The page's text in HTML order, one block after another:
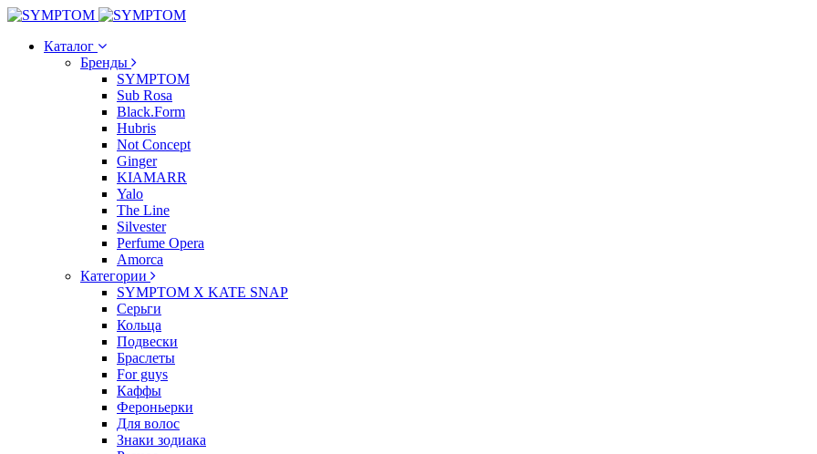
Каталог
Бренды
SYMPTOM
Sub Rosa
Black.Form
Hubris
Not Concept
Ginger
KIAMARR
Yalo
The Line
Silvester
Perfume Opera
Amorca
Категории
SYMPTOM X KATE SNAP
Серьги
Кольца
Подвески
Браслеты
For guys
Каффы
Фероньерки
Для волос
Знаки зодиака